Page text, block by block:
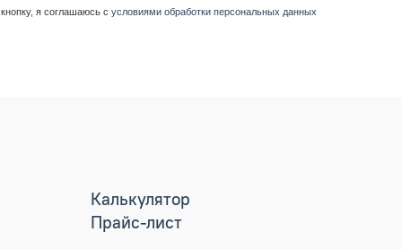
я соглашаюсь с условиями обработки персональных данных
Калькулятор
Прайс-лист